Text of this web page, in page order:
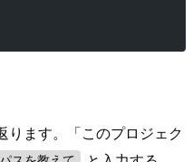
ます。「このプロジェク